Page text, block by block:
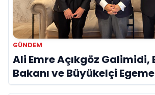
GÜNDEM
Ali Emre Açıkgöz Galimidi,
Bakanı ve Büyükelçi
Bir Araya Geldi